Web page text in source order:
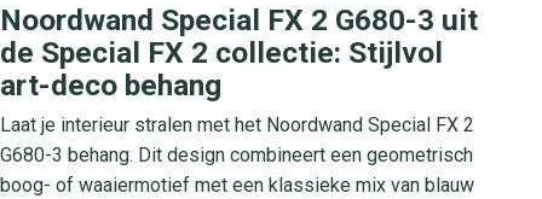
Noordwand Special FX 2 G680-3 uit
de Special FX 2 collectie: Stijlvol
art-deco behang
Laat je interieur stralen met het Noordwand Special FX 2
G680-3 behang. Dit design combineert een geometrisch
boog- of waaiermotief met een klassieke mix van blauw